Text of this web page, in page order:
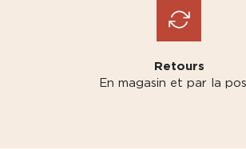
Retours
En magasin et par la